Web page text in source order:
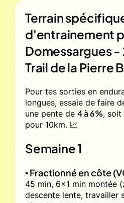
Terrain
d'entrainement
Domessargues -
Trail de la Pierre
Pour tes sorties en
longues, essaie de faire
une pente de 4 à 6%, soit
pour 10km. 📈
Semaine 1
▪️ Fractionné en côte
45 min, 6x1 min montée
descente lente, travailler